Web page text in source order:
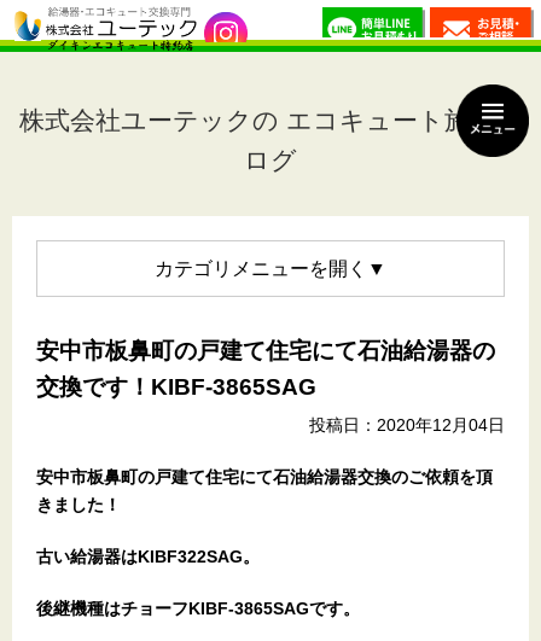
株式会社ユーテックの エコキュート施工ブ
ログ
カテゴリメニュー
安中市板鼻町の戸建て住宅にて石油給湯器の
交換です！KIBF-3865SAG
投稿日：2020年12月04日
安中市板鼻町の戸建て住宅にて石油給湯器交換のご依頼を頂
きました！
古い給湯器はKIBF322SAG。
後継機種はチョーフKIBF-3865SAGです。